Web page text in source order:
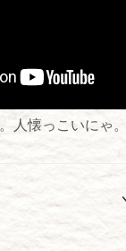
人懐っこいにゃ